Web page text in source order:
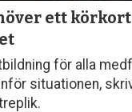
ett
för alla
situationen,